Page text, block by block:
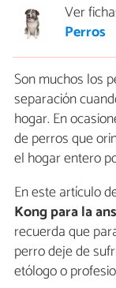
Ver
Perros
Son muchos los
separación
hogar. En
de perros que
el hogar entero
En este artículo
Kong para la
recuerda que
perro deje de
etólogo o